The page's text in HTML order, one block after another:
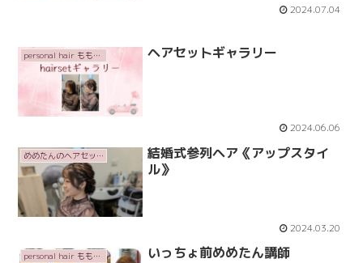
2024.07.04
personal hair ももいろかぶとむし ヘアセットギャラリー
2024.06.06
めめたんのヘアセット
結婚式参列ヘア《アップスタイ
ル》
2024.03.20
personal hair ももいろかぶとむし いっちょ前めめたん講師